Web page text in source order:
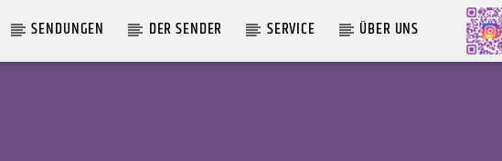
SENDUNGEN DER SENDER SERVICE ÜBER UNS